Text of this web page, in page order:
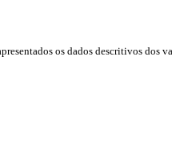
os dados descritivos dos